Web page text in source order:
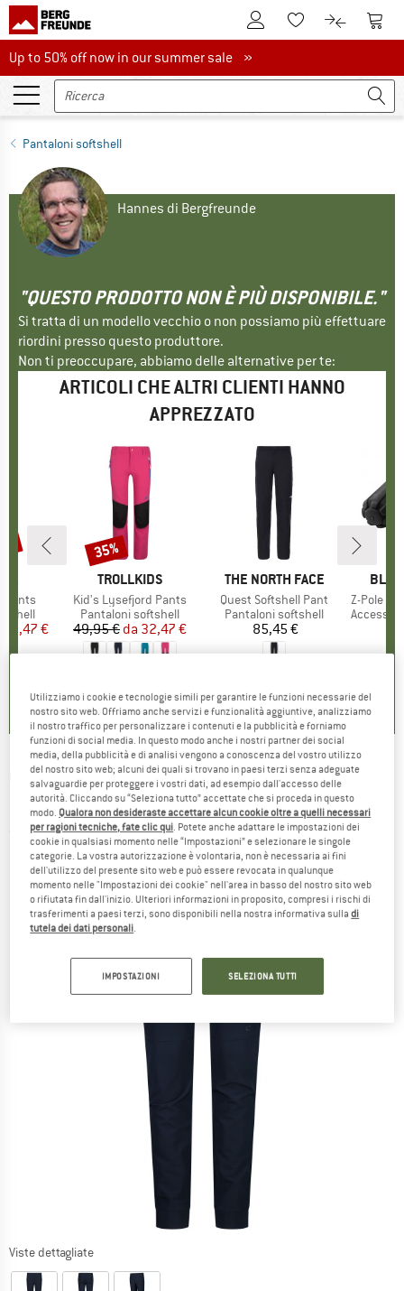
Al conto clienteAlla lista
Al Al
Up to 50% off now in our summer sale
Up to 50% off now in our summer sale »
Pantaloni softshell
Hannes di Bergfreunde
"QUESTO PRODOTTO NON È PIÙ DISPONIBILE."
Si tratta di un modello vecchio o non possiamo più effettuare
riordini presso questo produttore.
Non ti preoccupare, abbiamo delle alternative per te:
ARTICOLI CHE ALTRI CLIENTI HANNO
APPREZZATO
Pants
ridotto
€
MARCHIO
TROLLKIDS
Articolo
Kid's Lysefjord Pants
Gruppo di prodotti
Pantaloni softshell
Prezzo
49,95 € Prezzo ridotto
da 32,47 €
Sconto
35%
MARCHIO
THE NORTH FACE
Articolo
Quest Softshell Pant
Gruppo di prodotti
Pantaloni softshell
Prezzo
85,45 €
Articolo
Z-Pole
Gruppo
Accessori
CMP -Girl's Pant Long Stretch Polyester -
Pantaloni softshell
(0)
Viste dettagliate
Utilizziamo i cookie e tecnologie simili per garantire le funzioni necessarie del
nostro sito web. Offriamo anche servizi e funzionalità aggiuntive, analizziamo
il nostro traffico per personalizzare i contenuti e la pubblicità e forniamo
funzioni di social media. In questo modo anche i nostri partner dei social
media, della pubblicità e di analisi vengono a conoscenza del vostro utilizzo
del nostro sito web; alcuni dei quali si trovano in paesi terzi senza adeguate
salvaguardie per proteggere i vostri dati, ad esempio dall'accesso delle
autorità. Cliccando su “Seleziona tutto” accettate che si proceda in questo
modo. Qualora non desideraste accettare alcun cookie oltre a quelli necessari
per ragioni tecniche, fate clic qui. Potete anche adattare le impostazioni dei
cookie in qualsiasi momento nelle “Impostazioni” e selezionare le singole
categorie. La vostra autorizzazione è volontaria, non è necessaria ai fini
dell'utilizzo del presente sito web e può essere revocata in qualunque
momento nelle "Impostazioni dei cookie" nell'area in basso del nostro sito web
o rifiutata fin dall'inizio. Ulteriori informazioni in proposito, compresi i rischi di
trasferimenti a paesi terzi, sono disponibili nella nostra informativa sulladi
tutela dei dati personali.
IMPOSTAZIONI SELEZIONA TUTTI